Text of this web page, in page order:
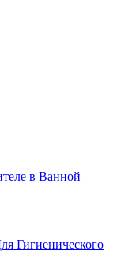
в Ванной
Гигиенического